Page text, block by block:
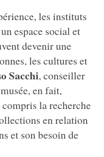
les instituts
espace social et
devenir une
les cultures et
Sacchi, conseiller
en fait,
la recherche
en relation
et son besoin de